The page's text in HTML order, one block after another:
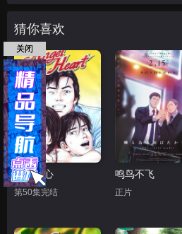
猜你喜欢
天使之心
第50集完结
鸣鸟不飞
正片
关闭